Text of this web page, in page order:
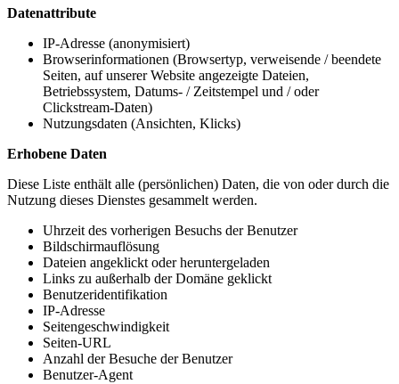
Datenattribute
IP-Adresse (anonymisiert)
Browserinformationen (Browsertyp, verweisende / beendete
Seiten, auf unserer Website angezeigte Dateien,
Betriebssystem, Datums- / Zeitstempel und / oder
Clickstream-Daten)
Nutzungsdaten (Ansichten, Klicks)
Erhobene Daten
Diese Liste enthält alle (persönlichen) Daten, die von oder durch die
Nutzung dieses Dienstes gesammelt werden.
Uhrzeit des vorherigen Besuchs der Benutzer
Bildschirmauflösung
Dateien angeklickt oder heruntergeladen
Links zu außerhalb der Domäne geklickt
Benutzeridentifikation
IP-Adresse
Seitengeschwindigkeit
Seiten-URL
Anzahl der Besuche der Benutzer
Benutzer-Agent